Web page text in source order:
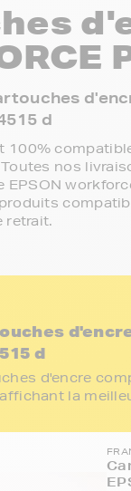
d
100%
nos
retrait.
d
d'encre
la